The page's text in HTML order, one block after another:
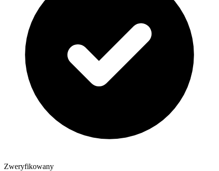
Zweryfikowany